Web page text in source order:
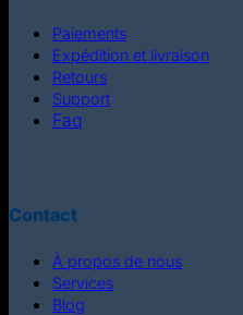
Paiements
Expédition et livraison
Retours
Support
Faq
Contact
À propos de nous
Services
Blog